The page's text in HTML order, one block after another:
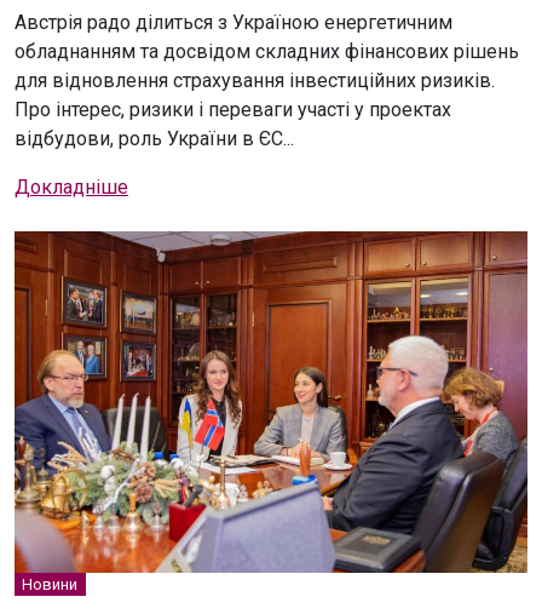
Австрія радо ділиться з Україною енергетичним
обладнанням та досвідом складних фінансових рішень
для відновлення страхування інвестиційних ризиків.
Про інтерес, ризики і переваги участі у проектах
відбудови, роль України в ЄС...
Докладніше
Новини